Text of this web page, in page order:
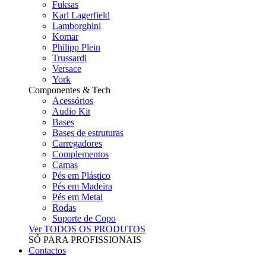
Fuksas
Karl Lagerfield
Lamborghini
Komar
Philipp Plein
Trussardi
Versace
York
Componentes & Tech
Acessórios
Audio Kit
Bases
Bases de estruturas
Carregadores
Complementos
Camas
Pés em Plástico
Pés em Madeira
Pés em Metal
Rodas
Suporte de Copo
Ver TODOS OS PRODUTOS
SÓ PARA PROFISSIONAIS
Contactos